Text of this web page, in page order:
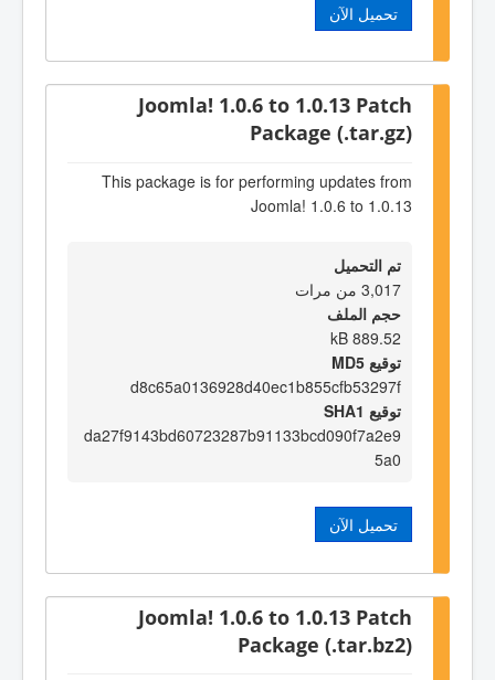
تحميل الآن
Joomla! 1.0.6 to 1.0.13 Patch
Package (.tar.gz)
This package is for performing updates from
Joomla! 1.0.6 to 1.0.13
تم التحميل
3,017 من مرات
حجم الملف
889.52 kB
توقيع MD5
d8c65a0136928d40ec1b855cfb53297f
توقيع SHA1
da27f9143bd60723287b91133bcd090f7a2e9
5a0
تحميل الآن
Joomla! 1.0.6 to 1.0.13 Patch
Package (.tar.bz2)